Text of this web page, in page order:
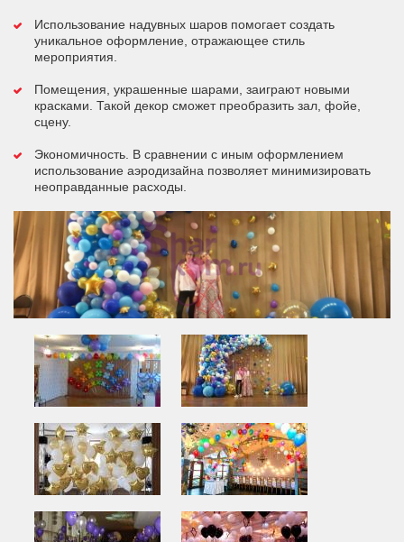
Использование надувных шаров помогает создать
уникальное оформление, отражающее стиль
мероприятия.
Помещения, украшенные шарами, заиграют новыми
красками. Такой декор сможет преобразить зал, фойе,
сцену.
Экономичность. В сравнении с иным оформлением
использование аэродизайна позволяет минимизировать
неоправданные расходы.